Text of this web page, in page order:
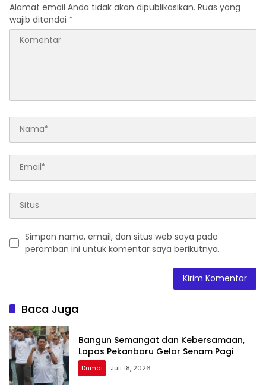
Alamat email Anda tidak akan dipublikasikan. Ruas yang
wajib ditandai *
Simpan nama, email, dan situs web saya pada
peramban ini untuk komentar saya berikutnya.
Baca Juga
Bangun Semangat dan Kebersamaan,
Lapas Pekanbaru Gelar Senam Pagi
Dumai Juli 18, 2026